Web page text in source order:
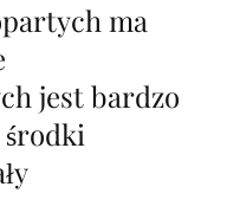
ma
jest bardzo